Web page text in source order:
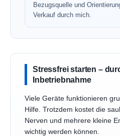
Bezugsquelle und
Verkauf durch mich.
Stressfrei starten –
Inbetriebnahme
Viele Geräte funktionieren
Hilfe. Trotzdem kostet die
Nerven und mehrere kleine
wichtig werden können.